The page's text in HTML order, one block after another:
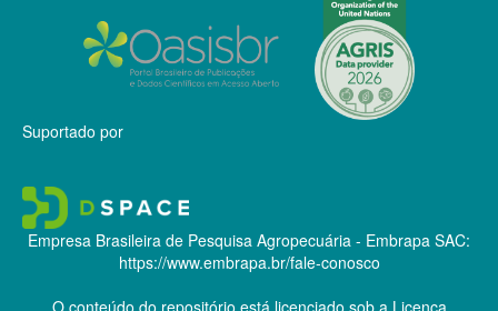
Suportado por
Empresa Brasileira de Pesquisa Agropecuária - Embrapa SAC:
https://www.embrapa.br/fale-conosco
O conteúdo do repositório está licenciado sob a Licença